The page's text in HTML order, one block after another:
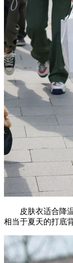
皮肤衣适合降温
相当于夏天的打底